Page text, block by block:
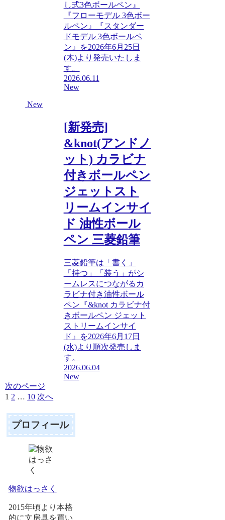
し式3色ボールペン』
『フローモデル 3色ボー
ルペン』『スタンダー
ドモデル 3色ボールペ
ン』を2026年6月25日
(木)より発売いたしま
す。
2026.06.11
New
New
[新発売]
&knot(アンドノ
ット) カラビナ
付きボールペン
ジェットスト
リームインサイ
ド 油性ボール
ペン 三菱鉛筆
三菱鉛筆は「書く」
「持つ」「装う」がシ
ームレスにつながるカ
ラビナ付き油性ボール
ペン『&knot カラビナ付
きボールペン ジェット
ストリームインサイ
ド』を2026年6月17日
(水)より順次発売しま
す。
2026.06.04
New
次のページ
1 2 … 10 次へ
プロフィール
物欲はっさく
2015年頃より本格
的に文房具を買い